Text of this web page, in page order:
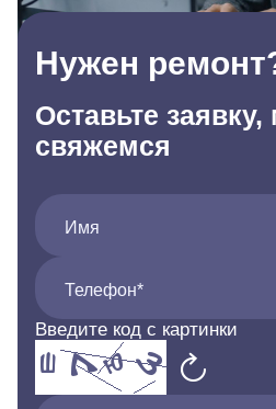
Нужен
Оставьте
свяжемся
Имя
Телефон*
Введите код с картинки